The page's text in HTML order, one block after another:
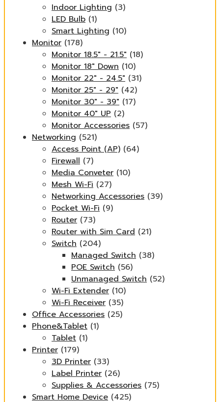
Indoor Lighting (3)
LED Bulb (1)
Smart Lighting (10)
Monitor (178)
Monitor 18.5" - 21.5" (18)
Monitor 18" Down (10)
Monitor 22" - 24.5" (31)
Monitor 25" - 29" (42)
Monitor 30" - 39" (17)
Monitor 40" UP (2)
Monitor Accessories (57)
Networking (521)
Access Point (AP) (64)
Firewall (7)
Media Conveter (10)
Mesh Wi-Fi (27)
Networking Accessories (39)
Pocket Wi-Fi (9)
Router (73)
Router with Sim Card (21)
Switch (204)
Managed Switch (38)
POE Switch (56)
Unmanaged Switch (52)
Wi-Fi Extender (10)
Wi-Fi Receiver (35)
Office Accessories (25)
Phone&Tablet (1)
Tablet (1)
Printer (179)
3D Printer (33)
Label Printer (26)
Supplies & Accessories (75)
Smart Home Device (425)